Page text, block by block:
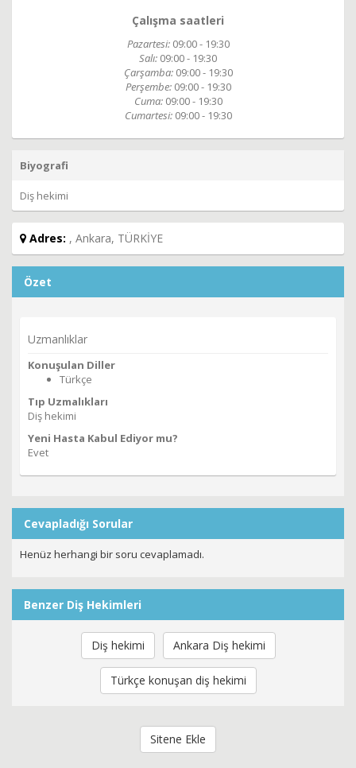
Çalışma saatleri
Pazartesi: 09:00 - 19:30
Salı: 09:00 - 19:30
Çarşamba: 09:00 - 19:30
Perşembe: 09:00 - 19:30
Cuma: 09:00 - 19:30
Cumartesi: 09:00 - 19:30
Biyografi
Diş hekimi
Adres: , Ankara, TÜRKİYE
Özet
Uzmanlıklar
Konuşulan Diller
Türkçe
Tıp Uzmalıkları
Diş hekimi
Yeni Hasta Kabul Ediyor mu?
Evet
Cevapladığı Sorular
Henüz herhangi bir soru cevaplamadı.
Benzer Diş Hekimleri
Diş hekimi Ankara Diş hekimi
Türkçe konuşan diş hekimi
Sitene Ekle